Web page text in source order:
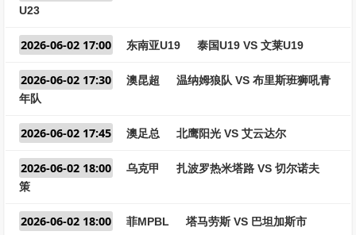
U23
2026-06-02 17:00 东南亚U19 泰国U19 VS 文莱U19
2026-06-02 17:30 澳昆超
温纳姆狼队 VS 布里斯班狮吼青
年队
2026-06-02 17:45 澳足总 北鹰阳光 VS 艾云达尔
2026-06-02 18:00 乌克甲
扎波罗热米塔路 VS 切尔诺夫
策
2026-06-02 18:00 菲MPBL 塔马劳斯 VS 巴坦加斯市